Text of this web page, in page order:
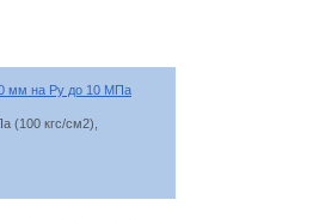
мм на Ру до 10 МПа
(100 кгс/см2),